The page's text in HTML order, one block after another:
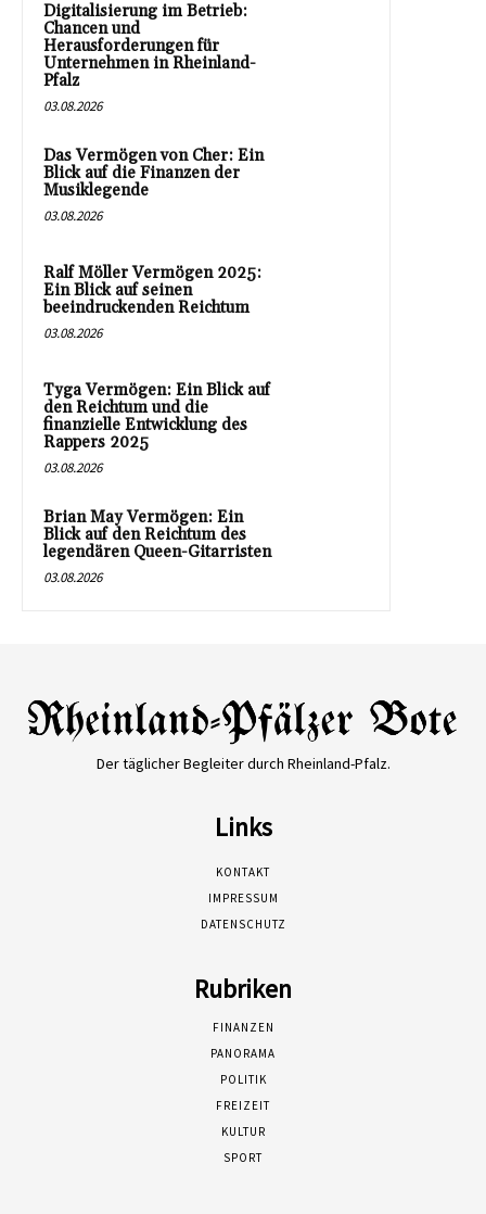
Digitalisierung im Betrieb:
Chancen und
Herausforderungen für
Unternehmen in Rheinland-
Pfalz
03.08.2026
Das Vermögen von Cher: Ein
Blick auf die Finanzen der
Musiklegende
03.08.2026
Ralf Möller Vermögen 2025:
Ein Blick auf seinen
beeindruckenden Reichtum
03.08.2026
Tyga Vermögen: Ein Blick auf
den Reichtum und die
finanzielle Entwicklung des
Rappers 2025
03.08.2026
Brian May Vermögen: Ein
Blick auf den Reichtum des
legendären Queen-Gitarristen
03.08.2026
Der täglicher Begleiter durch Rheinland-Pfalz.
Links
KONTAKT
IMPRESSUM
DATENSCHUTZ
Rubriken
FINANZEN
PANORAMA
POLITIK
FREIZEIT
KULTUR
SPORT